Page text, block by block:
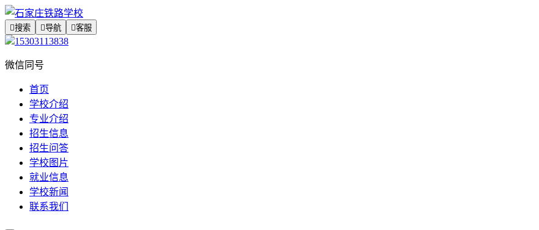
搜索 导航 客服
15303113838
微信同号
首页
学校介绍
专业介绍
招生信息
招生问答
学校图片
就业信息
学校新闻
联系我们